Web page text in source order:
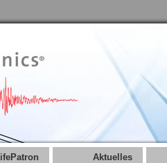
lifePatron Aktuelles